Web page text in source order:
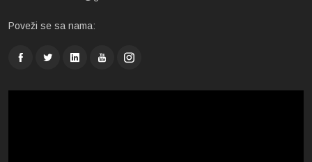
Poveži se sa nama: